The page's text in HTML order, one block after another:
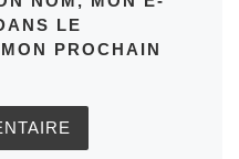
LE
PROCHAIN